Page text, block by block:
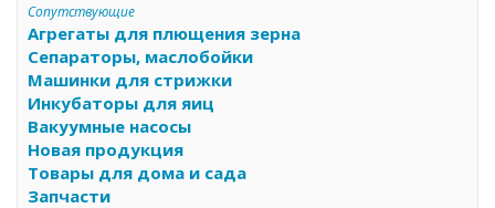
Сопутствующие
Агрегаты для плющения зерна
Сепараторы, маслобойки
Машинки для стрижки
Инкубаторы для яиц
Вакуумные насосы
Новая продукция
Товары для дома и сада
Запчасти